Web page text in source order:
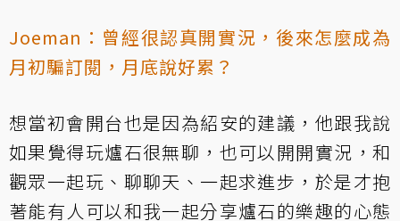
Joeman：曾經很認真開實況，後來怎麼成為
月初騙訂閱，月底說好累？
想當初會開台也是因為紹安的建議，他跟我說
如果覺得玩爐石很無聊，也可以開開實況，和
觀眾一起玩、聊聊天、一起求進步，於是才抱
著能有人可以和我一起分享爐石的樂趣的心態